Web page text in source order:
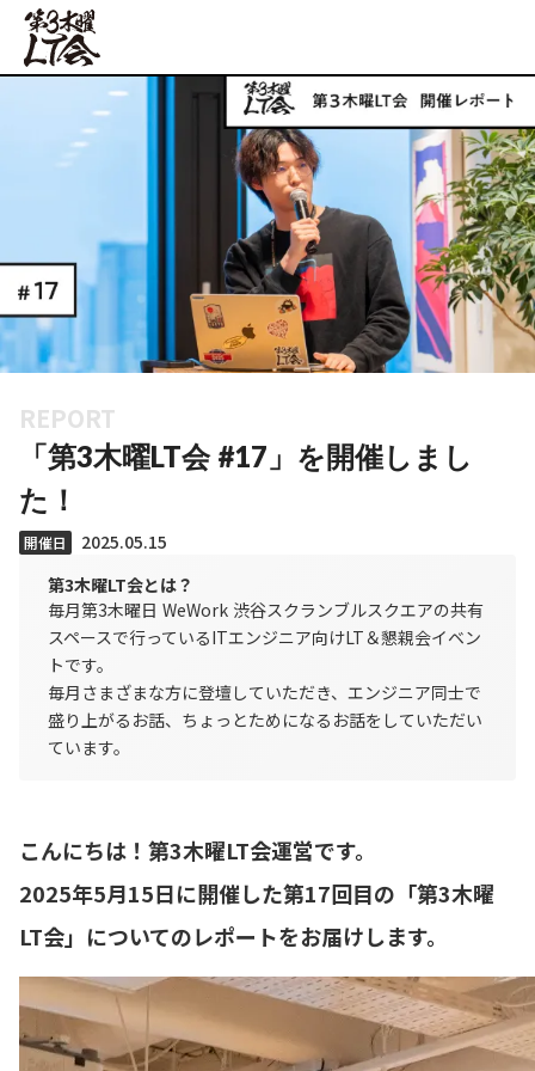
REPORT
「第3木曜LT会 #17」を開催しまし
た！
開催日
2025.05.15
第3木曜LT会とは？
毎月第3木曜日 WeWork 渋谷スクランブルスクエアの共有
スペースで行っているITエンジニア向けLT＆懇親会イベン
トです。
毎月さまざまな方に登壇していただき、エンジニア同士で
盛り上がるお話、ちょっとためになるお話をしていただい
ています。
こんにちは！第3木曜LT会運営です。
2025年5月15日に開催した第17回目の「第3木曜
LT会」についてのレポートをお届けします。